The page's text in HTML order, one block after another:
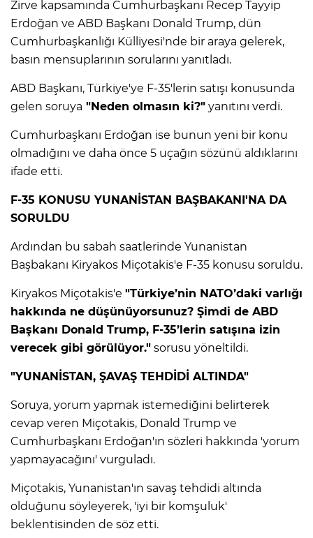
Zirve kapsamında Cumhurbaşkanı Recep Tayyip
Erdoğan ve ABD Başkanı Donald Trump, dün
Cumhurbaşkanlığı Külliyesi'nde bir araya gelerek,
basın mensuplarının sorularını yanıtladı.
ABD Başkanı, Türkiye'ye F-35'lerin satışı konusunda
gelen soruya "Neden olmasın ki?" yanıtını verdi.
Cumhurbaşkanı Erdoğan ise bunun yeni bir konu
olmadığını ve daha önce 5 uçağın sözünü aldıklarını
ifade etti.
F-35 KONUSU YUNANİSTAN BAŞBAKANI'NA DA
SORULDU
Ardından bu sabah saatlerinde Yunanistan
Başbakanı Kiryakos Miçotakis'e F-35 konusu soruldu.
Kiryakos Miçotakis'e "Türkiye’nin NATO’daki varlığı
hakkında ne düşünüyorsunuz? Şimdi de ABD
Başkanı Donald Trump, F-35’lerin satışına izin
verecek gibi görülüyor." sorusu yöneltildi.
"YUNANİSTAN, ŞAVAŞ TEHDİDİ ALTINDA"
Soruya, yorum yapmak istemediğini belirterek
cevap veren Miçotakis, Donald Trump ve
Cumhurbaşkanı Erdoğan'ın sözleri hakkında 'yorum
yapmayacağını' vurguladı.
Miçotakis, Yunanistan'ın savaş tehdidi altında
olduğunu söyleyerek, 'iyi bir komşuluk'
beklentisinden de söz etti.